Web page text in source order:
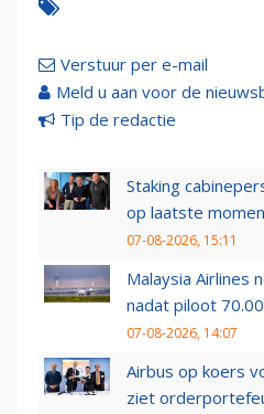
Verstuur per e-mail
Meld u aan voor de
Tip de redactie
Staking
op laatste
07-08-2026, 15:11
Malaysia Airlines
nadat piloot
07-08-2026, 14:07
Airbus op koers
ziet